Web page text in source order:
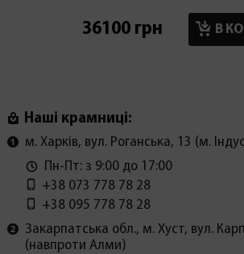
36100 грн В
Наші крамниці:
м. Харків, вул. Роганська, 13 (м.
Пн-Пт: з 9:00 до 17:00
+38 073 778 78 28
+38 095 778 78 28
Закарпатська обл., м. Хуст, вул.
(навпроти Алми)